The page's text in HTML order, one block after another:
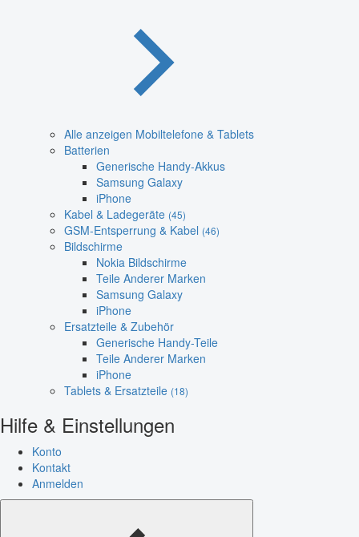
Alle anzeigen Mobiltelefone & Tablets
Batterien
Generische Handy-Akkus
Samsung Galaxy
iPhone
Kabel & Ladegeräte (45)
GSM-Entsperrung & Kabel (46)
Bildschirme
Nokia Bildschirme
Teile Anderer Marken
Samsung Galaxy
iPhone
Ersatzteile & Zubehör
Generische Handy-Teile
Teile Anderer Marken
iPhone
Tablets & Ersatzteile (18)
Hilfe & Einstellungen
Konto
Kontakt
Anmelden